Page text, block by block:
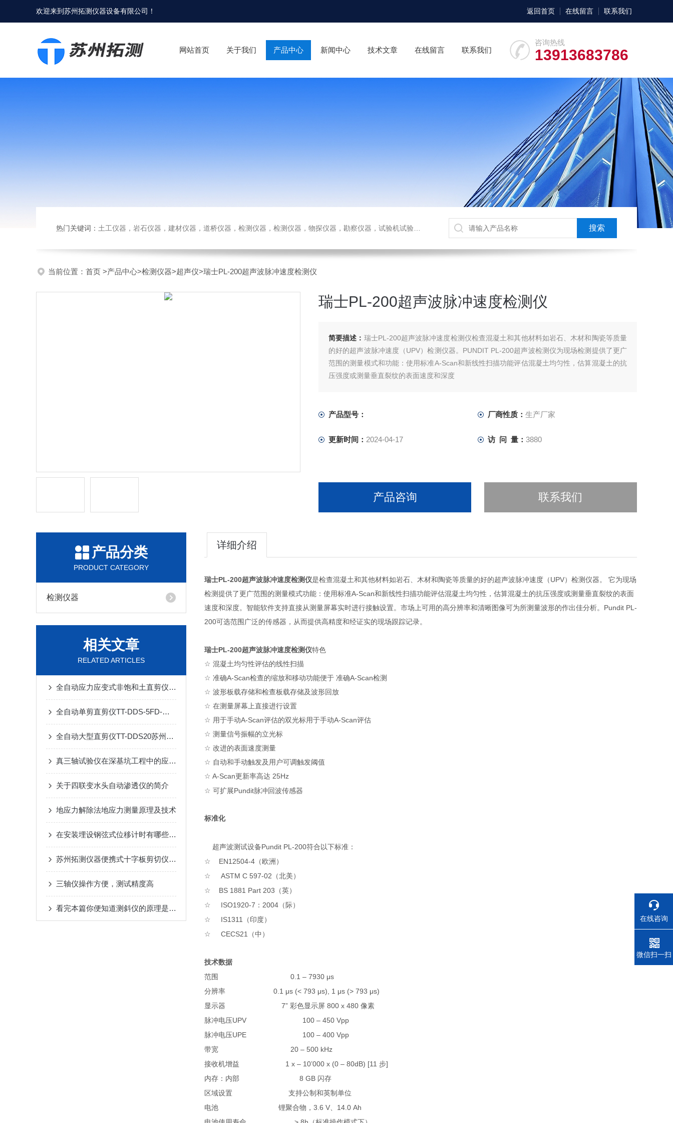
欢迎来到苏州拓测仪器设备有限公司 ！ 返回首页 在线留言 联系我们
咨询热线
13913683786
网站首页 关于我们 产品中心 新闻中心 技术文章 在线留言 联系我们
热门关键词： 土工仪器，岩石仪器，建材仪器，道桥仪器，检测仪器，检测仪器，物探仪器，勘察仪器，试验机试验箱，整体方案
当前位置： 首页 >产品中心>检测仪器>超声仪>瑞士PL-200超声波脉冲速度检测仪
瑞士PL-200超声波脉冲速度检测仪
简要描述： 瑞士PL-200超声波脉冲速度检测仪检查混凝土和其他材料如岩石、木材和陶瓷等质量
的好的超声波脉冲速度（UPV）检测仪器。PUNDIT PL-200超声波检测仪为现场检测提供了更广
范围的测量模式和功能：使用标准A-Scan和新线性扫描功能评估混凝土均匀性，估算混凝土的抗
压强度或测量垂直裂纹的表面速度和深度
产品型号： 厂商性质： 生产厂家
更新时间： 2024-04-17 访 问 量： 3880
产品咨询 联系我们
产品分类
PRODUCT CATEGORY
检测仪器
相关文章
RELATED ARTICLES
全自动应力应变式非饱和土直剪仪TT-2UM-苏州拓测仪器设备有限公司
全自动单剪直剪仪TT-DDS-5FD-苏州拓测仪器设备有限公司
全自动大型直剪仪TT-DDS20苏州拓测仪器设备有限公司
真三轴试验仪在深基坑工程中的应用与分析
关于四联变水头自动渗透仪的简介
地应力解除法地应力测量原理及技术
在安装埋设钢弦式位移计时有哪些要求你知道么
苏州拓测仪器便携式十字板剪切仪说明书
三轴仪操作方便，测试精度高
看完本篇你便知道测斜仪的原理是什么了
详细介绍
瑞士PL-200超声波脉冲速度检测仪是检查混凝土和其他材料如岩石、木材和陶瓷等质量的好的超声波脉冲速度（UPV）检测仪器。
它为现场
检测提供了更广范围的测量模式功能：使用标准A-Scan和新线性扫描功能评估混凝土均匀性，估算混凝土的抗压强度或测量垂直裂纹的表面
速度和深度。智能软件支持直接从测量屏幕实时进行接触设置。市场上可用的高分辨率和清晰图像可为所测量波形的作出佳分析。 Pundit PL-
200可选范围广泛的传感器，从而提供高精度和经证实的现场跟踪记录。
瑞士PL-200超声波脉冲速度检测仪特色
☆ 混凝土均匀性评估的线性扫描
☆ 准确A-Scan检查的缩放和移动功能便于 准确A-Scan检测
☆ 波形板载存储和检查板载存储及波形回放
☆ 在测量屏幕上直接进行设置
☆ 用于手动A-Scan评估的双光标用于手动A-Scan评估
☆ 测量信号振幅的立光标
☆ 改进的表面速度测量
☆ 自动和手动触发及用户可调触发阈值
☆ A-Scan更新率高达 25Hz
☆ 可扩展Pundit脉冲回波传感器
标准化
超声波测试设备Pundit PL-200符合以下标准：
☆
EN12504-4 （欧洲）
☆
ASTM C 597-02 （北美）
☆
BS 1881 Part 203 （英）
☆
ISO1920-7 ： 2004 （际）
☆
IS1311
（印度）
☆
CECS21 （中）
技术数据
范围
0.1 – 7930 μs
分辨率 0.1 μs (< 793 μs), 1 μs (> 793 μs)
显示器 7” 彩色显示屏 800 x 480 像素
脉冲电压UPV 100 – 450 Vpp
脉冲电压UPE 100 – 400 Vpp
带宽 20 – 500 kHz
接收机增益 1 x – 10’000 x (0 – 80dB) [11 步]
内存：内部 8 GB 闪存
区域设置
支持公制和英制单位
电池
锂聚合物， 3.6 V、 14.0 Ah
在线咨询
电话
微信扫一扫